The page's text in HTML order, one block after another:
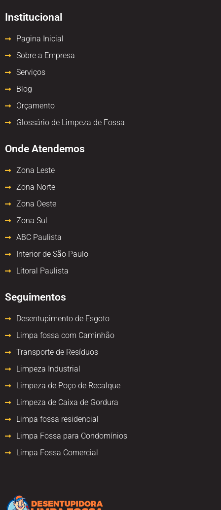
Institucional
Pagina Inicial
Sobre a Empresa
Serviços
Blog
Orçamento
Glossário de Limpeza de Fossa
Onde Atendemos
Zona Leste
Zona Norte
Zona Oeste
Zona Sul
ABC Paulista
Interior de São Paulo
Litoral Paulista
Seguimentos
Desentupimento de Esgoto
Limpa fossa com Caminhão
Transporte de Resíduos
Limpeza Industrial
Limpeza de Poço de Recalque
Limpeza de Caixa de Gordura
Limpa fossa residencial
Limpa Fossa para Condomínios
Limpa Fossa Comercial